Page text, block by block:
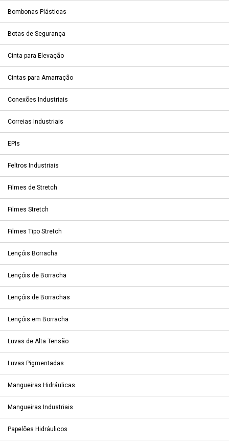
Bombonas Plásticas
Botas de Segurança
Cinta para Elevação
Cintas para Amarração
Conexões Industriais
Correias Industriais
EPIs
Feltros Industriais
Filmes de Stretch
Filmes Stretch
Filmes Tipo Stretch
Lençóis Borracha
Lençóis de Borracha
Lençóis de Borrachas
Lençóis em Borracha
Luvas de Alta Tensão
Luvas Pigmentadas
Mangueiras Hidráulicas
Mangueiras Industriais
Papelões Hidráulicos